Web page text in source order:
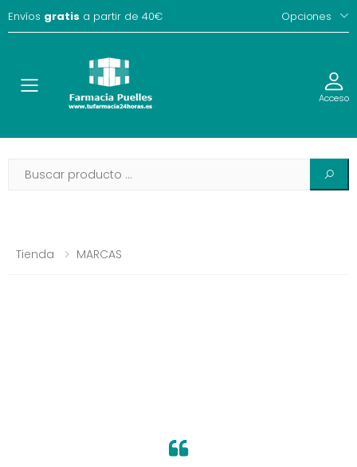
Envíos gratis a partir de 40€ Opciones
Toggle Acceso
Tienda MARCAS